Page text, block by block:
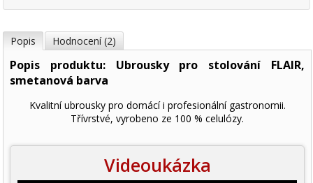
Popis Hodnocení (2)
Popis produktu: Ubrousky pro stolování FLAIR,
smetanová barva
Kvalitní ubrousky pro domácí i profesionální gastronomii.
Třívrstvé, vyrobeno ze 100 % celulózy.
Videoukázka